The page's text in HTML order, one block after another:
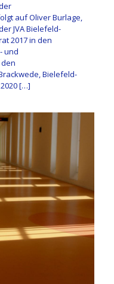
auf Oliver Burlage,
JVA Bielefeld-
2017 in den
und
Bielefeld-
[…]